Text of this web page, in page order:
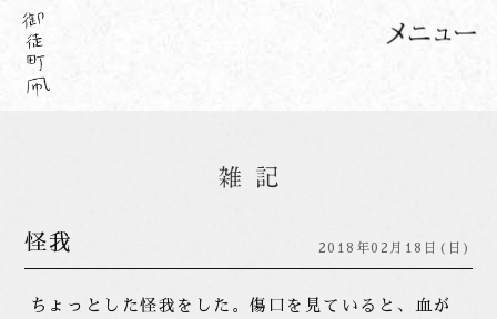
怪我 2018年02月18日(日)
ちょっとした怪我をした。傷口を見ていると、血が